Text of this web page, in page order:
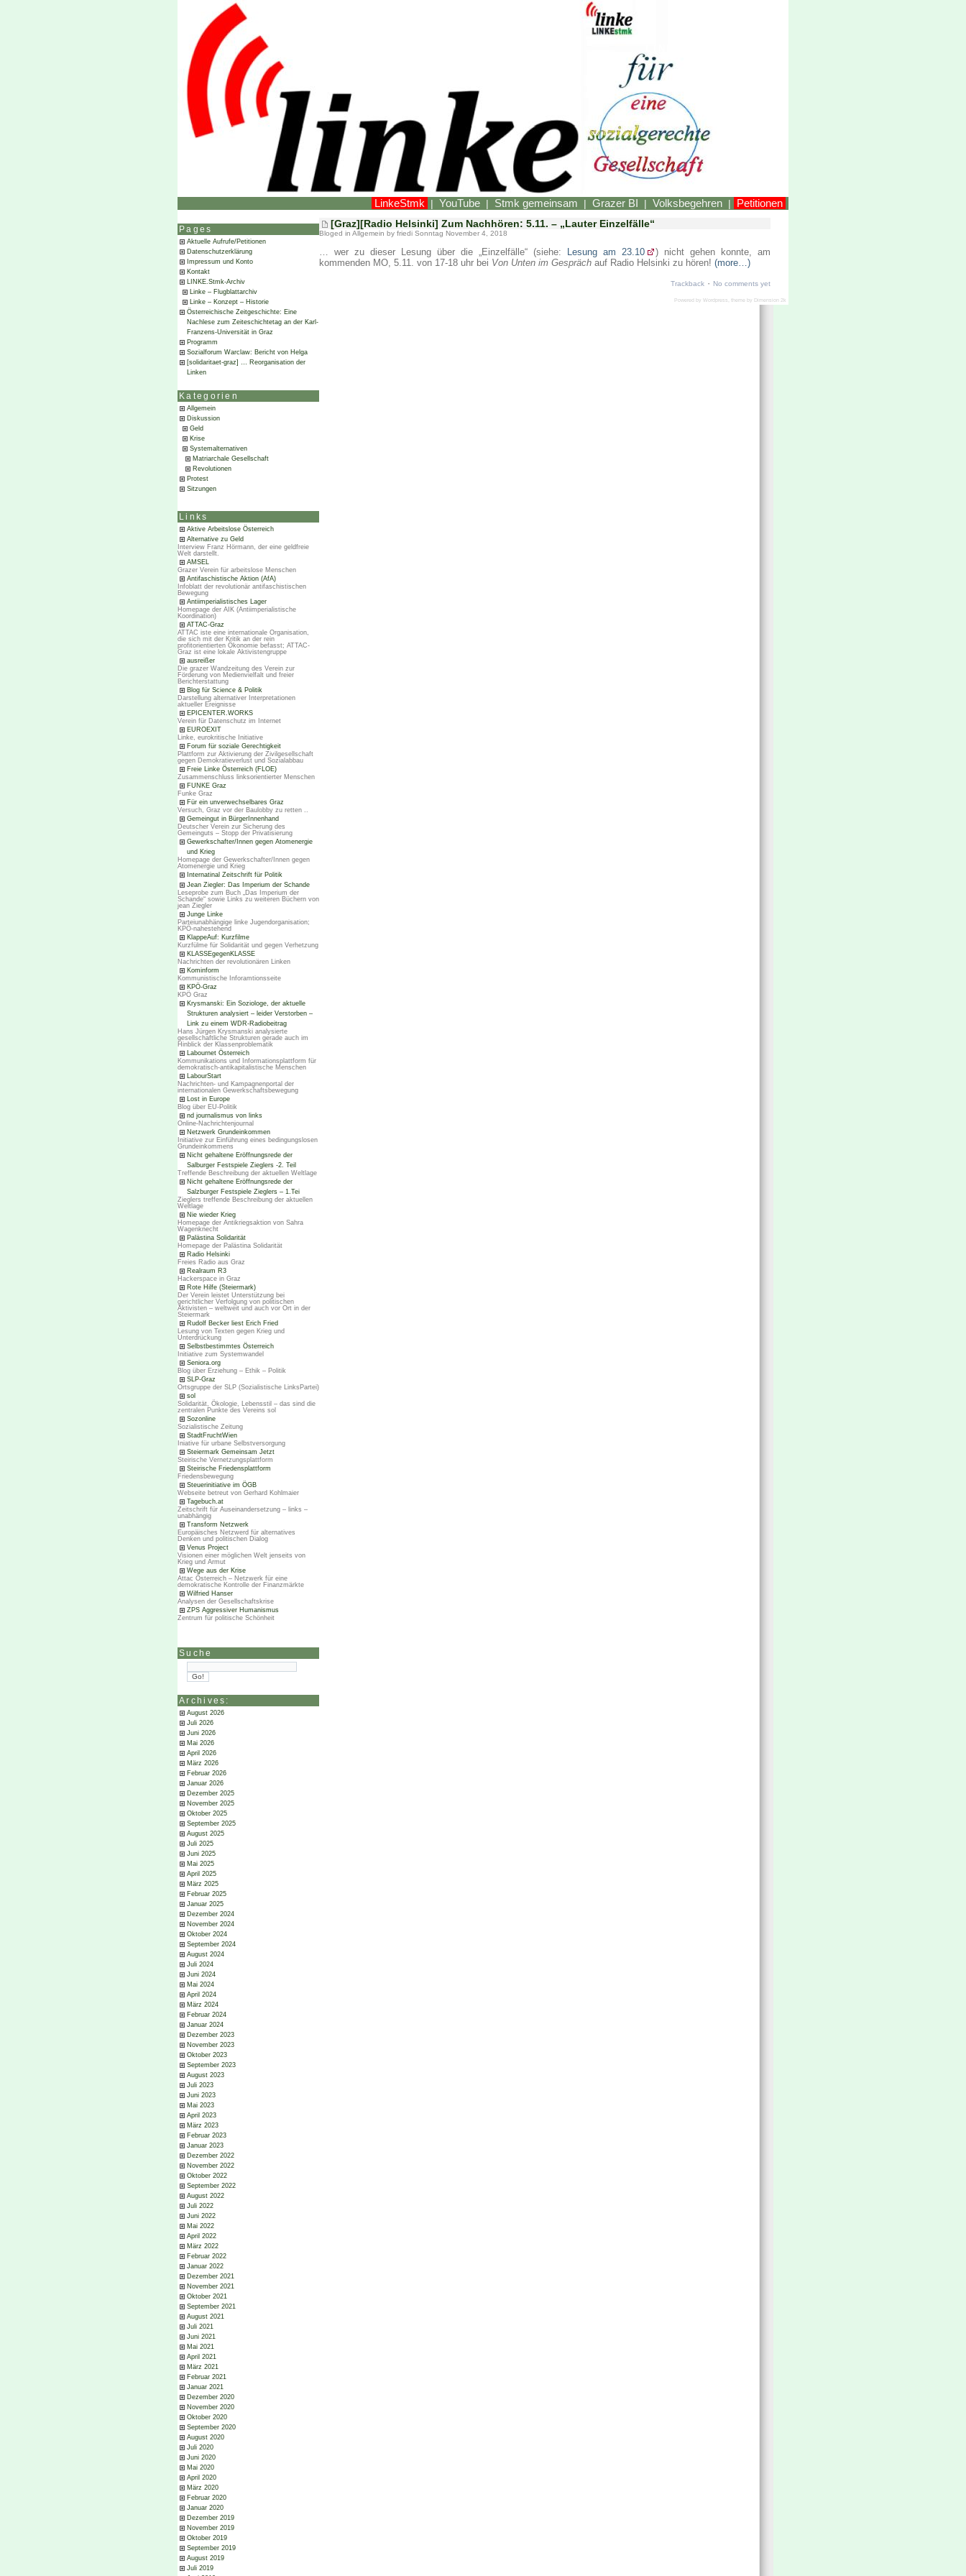
LinkeStmk | YouTube | Stmk gemeinsam | Grazer BI | Volksbegehren | Petitionen
Pages
Aktuelle Aufrufe/Petitionen
Datenschutzerklärung
Impressum und Konto
Kontakt
LINKE.Stmk-Archiv
Linke – Flugblattarchiv
Linke – Konzept – Historie
Österreichische Zeitgeschichte: Eine
Nachlese zum Zeiteschichtetag an der Karl-
Franzens-Universität in Graz
Programm
Sozialforum Warclaw: Bericht von Helga
[solidaritaet-graz] … Reorganisation der
Linken
Kategorien
Allgemein
Diskussion
Geld
Krise
Systemalternativen
Matriarchale Gesellschaft
Revolutionen
Protest
Sitzungen
Links
Aktive Arbeitslose Österreich
Alternative zu Geld
Interview Franz Hörmann, der eine geldfreie
Welt darstellt.
AMSEL
Grazer Verein für arbeitslose Menschen
Antifaschistische Aktion (AfA)
Infoblatt der revolutionär antifaschistischen
Bewegung
Antiimperialistisches Lager
Homepage der AIK (Antiimperialistische
Koordination)
ATTAC-Graz
ATTAC iste eine internationale Organisation,
die sich mit der Kritik an der rein
profitorientierten Ökonomie befasst; ATTAC-
Graz ist eine lokale Aktivistengruppe
ausreißer
Die grazer Wandzeitung des Verein zur
Förderung von Medienvielfalt und freier
Berichterstattung
Blog für Science & Politik
Darstellung alternativer Interpretationen
aktueller Ereignisse
EPICENTER.WORKS
Verein für Datenschutz im Internet
EUROEXIT
Linke, eurokritische Initiative
Forum für soziale Gerechtigkeit
Plattform zur Aktivierung der Zivilgesellschaft
gegen Demokratieverlust und Sozialabbau
Freie Linke Österreich (FLOE)
Zusammenschluss linksorientierter Menschen
FUNKE Graz
Funke Graz
Für ein unverwechselbares Graz
Versuch, Graz vor der Baulobby zu retten ..
Gemeingut in BürgerInnenhand
Deutscher Verein zur Sicherung des
Gemeinguts – Stopp der Privatisierung
Gewerkschafter/Innen gegen Atomenergie
und Krieg
Homepage der Gewerkschafter/Innen gegen
Atomenergie und Krieg
Internatinal Zeitschrift für Politik
Jean Ziegler: Das Imperium der Schande
Leseprobe zum Buch „Das Imperium der
Schande“ sowie Links zu weiteren Büchern von
jean Ziegler
Junge Linke
Parteiunabhängige linke Jugendorganisation;
KPÖ-nahestehend
KlappeAuf: Kurzfilme
Kurzfülme für Solidarität und gegen Verhetzung
KLASSEgegenKLASSE
Nachrichten der revolutionären Linken
Kominform
Kommunistische Inforamtionsseite
KPÖ-Graz
KPÖ Graz
Krysmanski: Ein Soziologe, der aktuelle
Strukturen analysiert – leider Verstorben –
Link zu einem WDR-Radiobeitrag
Hans Jürgen Krysmanski analysierte
gesellschaftliche Strukturen gerade auch im
Hinblick der Klassenproblematik
Labournet Österreich
Kommunikations und Informationsplattform für
demokratisch-antikapitalistische Menschen
LabourStart
Nachrichten- und Kampagnenportal der
internationalen Gewerkschaftsbewegung
Lost in Europe
Blog über EU-Politik
nd journalismus von links
Online-Nachrichtenjournal
Netzwerk Grundeinkommen
Initiative zur Einführung eines bedingungslosen
Grundeinkommens
Nicht gehaltene Eröffnungsrede der
Salburger Festspiele Zieglers -2. Teil
Treffende Beschreibung der aktuellen Weltlage
Nicht gehaltene Eröffnungsrede der
Salzburger Festspiele Zieglers – 1.Tei
Zieglers treffende Beschreibung der aktuellen
Weltlage
Nie wieder Krieg
Homepage der Antikriegsaktion von Sahra
Wagenknecht
Palästina Solidarität
Homepage der Palästina Solidarität
Radio Helsinki
Freies Radio aus Graz
Realraum R3
Hackerspace in Graz
Rote Hilfe (Steiermark)
Der Verein leistet Unterstützung bei
gerichtlicher Verfolgung von politischen
Aktivisten – weltweit und auch vor Ort in der
Steiermark
Rudolf Becker liest Erich Fried
Lesung von Texten gegen Krieg und
Unterdrückung
Selbstbestimmtes Österreich
Initiative zum Systemwandel
Seniora.org
Blog über Erziehung – Ethik – Politik
SLP-Graz
Ortsgruppe der SLP (Sozialistische LinksPartei)
sol
Solidarität, Ökologie, Lebensstil – das sind die
zentralen Punkte des Vereins sol
Sozonline
Sozialistische Zeitung
StadtFruchtWien
Iniative für urbane Selbstversorgung
Steiermark Gemeinsam Jetzt
Steirische Vernetzungsplattform
Steirische Friedensplattform
Friedensbewegung
Steuerinitiative im ÖGB
Webseite betreut von Gerhard Kohlmaier
Tagebuch.at
Zeitschrift für Auseinandersetzung – links –
unabhängig
Transform Netzwerk
Europäisches Netzwerd für alternatives
Denken und politischen Dialog
Venus Project
Visionen einer möglichen Welt jenseits von
Krieg und Armut
Wege aus der Krise
Attac Österreich – Netzwerk für eine
demokratische Kontrolle der Finanzmärkte
Wilfried Hanser
Analysen der Gesellschaftskrise
ZPS Aggressiver Humanismus
Zentrum für politische Schönheit
Suche
Archives:
August 2026
Juli 2026
Juni 2026
Mai 2026
April 2026
März 2026
Februar 2026
Januar 2026
Dezember 2025
November 2025
Oktober 2025
September 2025
August 2025
Juli 2025
Juni 2025
Mai 2025
April 2025
März 2025
Februar 2025
Januar 2025
Dezember 2024
November 2024
Oktober 2024
September 2024
August 2024
Juli 2024
Juni 2024
Mai 2024
April 2024
März 2024
Februar 2024
Januar 2024
Dezember 2023
November 2023
Oktober 2023
September 2023
August 2023
Juli 2023
Juni 2023
Mai 2023
April 2023
März 2023
Februar 2023
Januar 2023
Dezember 2022
November 2022
Oktober 2022
September 2022
August 2022
Juli 2022
Juni 2022
Mai 2022
April 2022
März 2022
Februar 2022
Januar 2022
Dezember 2021
November 2021
Oktober 2021
September 2021
August 2021
Juli 2021
Juni 2021
Mai 2021
April 2021
März 2021
Februar 2021
Januar 2021
Dezember 2020
November 2020
Oktober 2020
September 2020
August 2020
Juli 2020
Juni 2020
Mai 2020
April 2020
März 2020
Februar 2020
Januar 2020
Dezember 2019
November 2019
Oktober 2019
September 2019
August 2019
Juli 2019
[Graz][Radio Helsinki] Zum Nachhören: 5.11. – „Lauter Einzelfälle“
Bloged in Allgemein by friedi Sonntag November 4, 2018
… wer zu dieser Lesung über die „Einzelfälle“ (siehe: Lesung am 23.10
) nicht gehen konnte, am
kommenden MO, 5.11. von 17-18 uhr bei Von Unten im Gespräch auf Radio Helsinki zu hören! (more…)
Trackback · No comments yet
Powered by Wordpress , theme by Dimension 2k